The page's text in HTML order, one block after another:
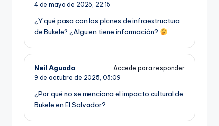
4 de mayo de 2025, 22:15
¿Y qué pasa con los planes de infraestructura
de Bukele? ¿Alguien tiene información?
Neil Aguado
Accede para responder
9 de octubre de 2025, 05:09
¿Por qué no se menciona el impacto cultural de
Bukele en El Salvador?